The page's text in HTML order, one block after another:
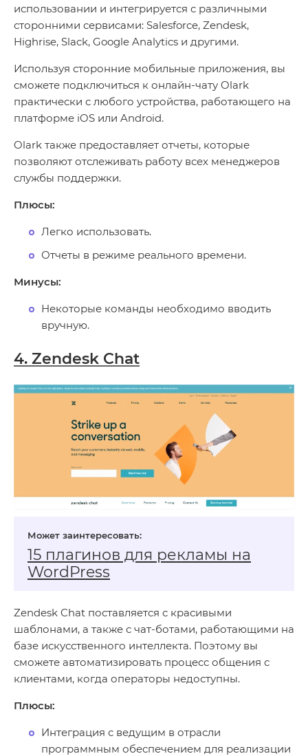
использовании и интегрируется с различными
сторонними сервисами: Salesforce, Zendesk,
Highrise, Slack, Google Analytics и другими.
Используя сторонние мобильные приложения, вы
сможете подключиться к онлайн-чату Olark
практически с любого устройства, работающего на
платформе iOS или Android.
Olark также предоставляет отчеты, которые
позволяют отслеживать работу всех менеджеров
службы поддержки.
Плюсы:
Легко использовать.
Отчеты в режиме реального времени.
Минусы:
Некоторые команды необходимо вводить
вручную.
4. Zendesk Chat
15 плагинов для рекламы на
WordPress
Zendesk Chat поставляется с красивыми
шаблонами, а также с чат-ботами, работающими на
базе искусственного интеллекта. Поэтому вы
сможете автоматизировать процесс общения с
клиентами, когда операторы недоступны.
Плюсы:
Интеграция с ведущим в отрасли
программным обеспечением для реализации